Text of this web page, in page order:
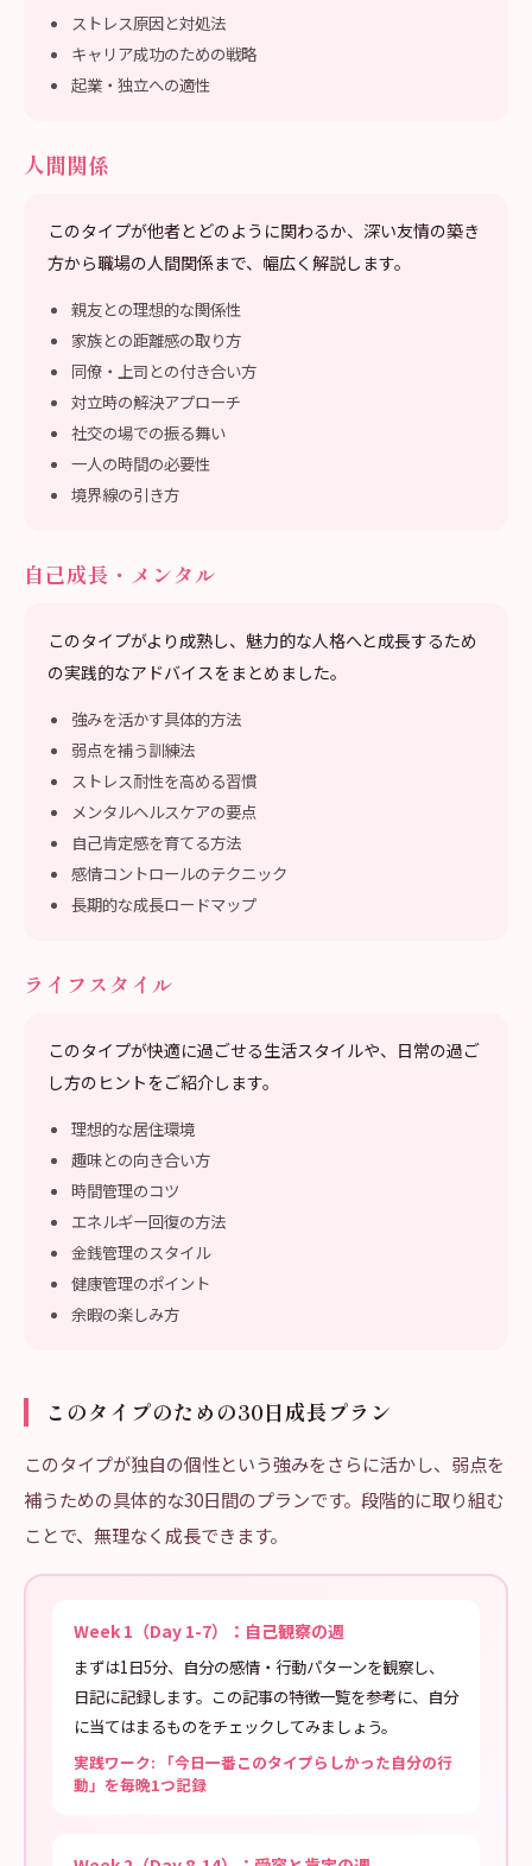
ストレス原因と対処法
キャリア成功のための戦略
起業・独立への適性
人間関係
このタイプが他者とどのように関わるか、深い友情の築き
方から職場の人間関係まで、幅広く解説します。
親友との理想的な関係性
家族との距離感の取り方
同僚・上司との付き合い方
対立時の解決アプローチ
社交の場での振る舞い
一人の時間の必要性
境界線の引き方
自己成長・メンタル
このタイプがより成熟し、魅力的な人格へと成長するため
の実践的なアドバイスをまとめました。
強みを活かす具体的方法
弱点を補う訓練法
ストレス耐性を高める習慣
メンタルヘルスケアの要点
自己肯定感を育てる方法
感情コントロールのテクニック
長期的な成長ロードマップ
ライフスタイル
このタイプが快適に過ごせる生活スタイルや、日常の過ご
し方のヒントをご紹介します。
理想的な居住環境
趣味との向き合い方
時間管理のコツ
エネルギー回復の方法
金銭管理のスタイル
健康管理のポイント
余暇の楽しみ方
このタイプのための30日成長プラン
このタイプが独自の個性という強みをさらに活かし、弱点を
補うための具体的な30日間のプランです。段階的に取り組む
ことで、無理なく成長できます。
Week 1（Day 1-7）：自己観察の週
まずは1日5分、自分の感情・行動パターンを観察し、
日記に記録します。この記事の特徴一覧を参考に、自分
に当てはまるものをチェックしてみましょう。
実践ワーク: 「今日一番このタイプらしかった自分の行
動」を毎晩1つ記録